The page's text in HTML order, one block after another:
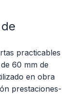
practicables
60 mm de
en obra
prestaciones-